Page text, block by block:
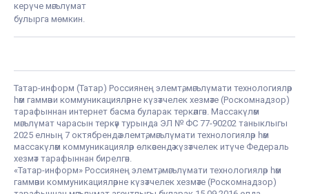
керүче мәгълүмат
булырга мөмкин.
Татар-информ (Татар) Россиянең элемтә, мәгълүмати технологияләр
һәм гаммәви коммуникацияләрне күзәтчелек хезмәте (Роскомнадзор)
тарафыннан интернет басма буларак теркәлгән. Массакүләм
мәгълүмат чарасын теркәү турында ЭЛ № ФС 77-90202 таныклыгы
2025 елның 7 октябрендә элемтә, мәгълүмати технологияләр һәм
массакүләм коммуникацияләр өлкәсендә күзәтчелек итүче Федераль
хезмәт тарафыннан бирелгән.
«Татар-информ» Россиянең элемтә, мәгълүмати технологияләр һәм
гаммәви коммуникацияләрне күзәтчелек хезмәте (Роскомнадзор)